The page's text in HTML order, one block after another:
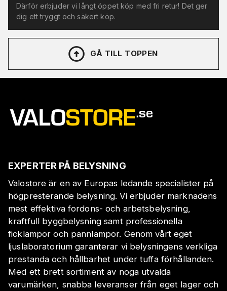
Därför erbjuder vi långt öppet köp med fri retur! Det ger
dig ett tryggt och säkert köp.
GÅ TILL TOPPEN
EXPERTER PÅ BELYSNING
Valostore är en av Europas ledande specialister på
högpresterande belysning. Vi erbjuder marknadens
mest effektiva fordons- och arbetsbelysning,
kraftfull byggbelysning samt professionella
ficklampor och pannlampor. Genom vårt eget
ljuslaboratorium garanterar vi belysningens verkliga
prestanda och hållbarhet under tuffa förhållanden.
Med ett brett sortiment av noga utvalda
varumärken, snabba leveranser från eget lager och